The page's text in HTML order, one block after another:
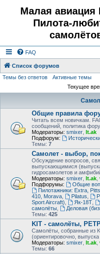
Малая авиация
Пилота-
FAQ
Список форумов
Темы без ответов
Активные темы
Текущее
Общие правила
Читать всем новичкам.
сообщений, политика
Модераторы: smixer lt.ak
Подфорум:
Темы: 7
Самолет - выбор,
Обсуждение вопросов,
выпускающимися
гидросамолетов и
Модераторы: smixer lt.ak
Подфорумы:
Общие
Пилотажники: Extra,
410, Morava
Pilatus
Sport Aircraft)
Як-18Т,
самолёты
Деловая
Темы: 425
KIT - самолёты,
Самолёты, собранные из
(ориентировочно, выпуска
Модераторы: smixer lt.ak
Темы: 66